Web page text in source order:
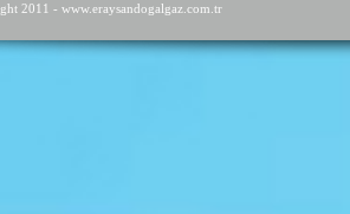
2011 - www.eraysandogalgaz.com.tr